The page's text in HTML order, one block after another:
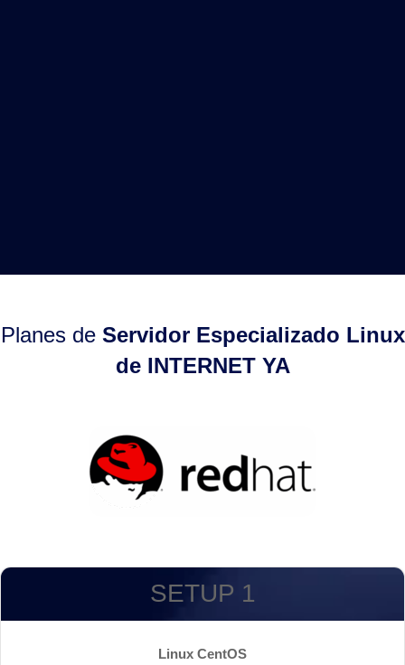
Planes de Servidor Especializado Linux
de INTERNET YA
SETUP 1
Linux CentOS